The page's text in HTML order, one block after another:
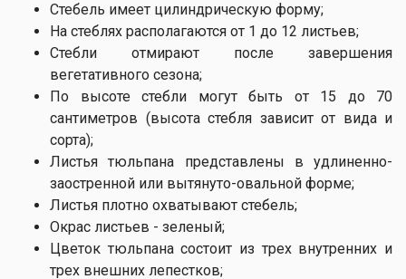
Стебель имеет цилиндрическую форму;
На стеблях располагаются от 1 до 12 листьев;
Стебли отмирают после завершения
вегетативного сезона;
По высоте стебли могут быть от 15 до 70
сантиметров (высота стебля зависит от вида и
сорта);
Листья тюльпана представлены в удлиненно-
заостренной или вытянуто-овальной форме;
Листья плотно охватывают стебель;
Окрас листьев - зеленый;
Цветок тюльпана состоит из трех внутренних и
трех внешних лепестков;